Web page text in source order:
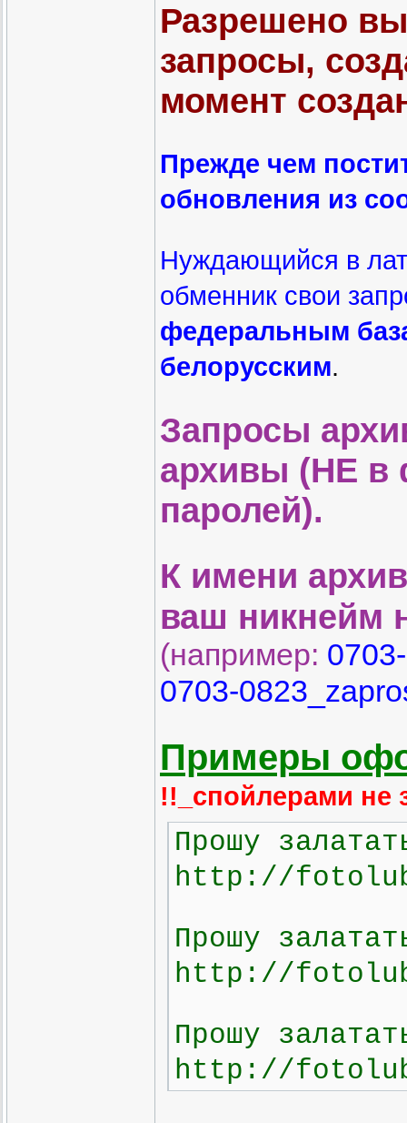
Разрешено
запросы,
момент
Прежде чем
обновления из
Нуждающийся в
обменник свои
федеральным
белорусским.
Запросы
архивы (НЕ в
паролей).
К имени
ваш никнейм
(например:
0703-
Примеры
!!_спойлерами не
Прошу
http://
Прошу
http://
Прошу
http://